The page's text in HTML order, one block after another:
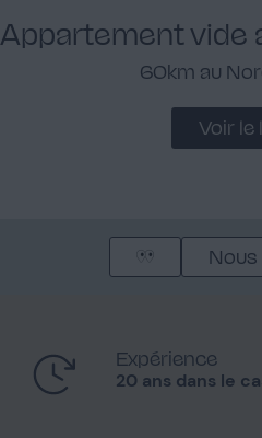
Appartement vide
60km au
Voir le
Expérience
20 ans dans le